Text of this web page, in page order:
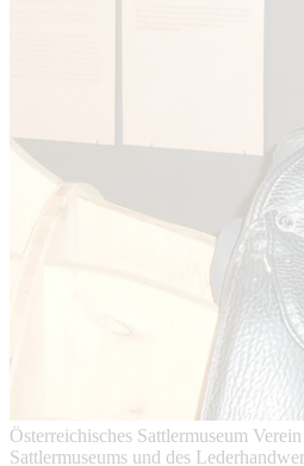
Österreichisches Sattlermuseum
Sattlermuseums und des